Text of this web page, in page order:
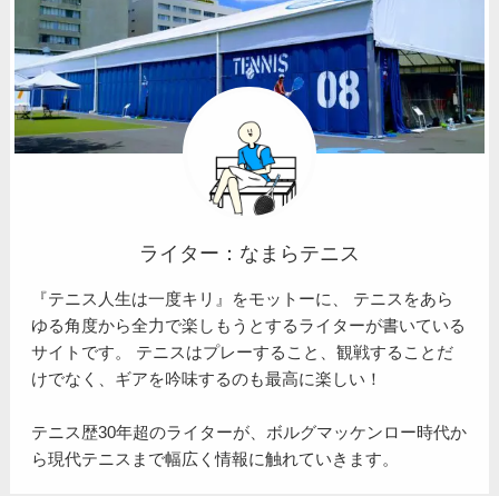
ライター：なまらテニス
『テニス人生は一度キリ』をモットーに、 テニスをあら
ゆる角度から全力で楽しもうとするライターが書いている
サイトです。 テニスはプレーすること、観戦することだ
けでなく、ギアを吟味するのも最高に楽しい！
テニス歴30年超のライターが、ボルグマッケンロー時代か
ら現代テニスまで幅広く情報に触れていきます。